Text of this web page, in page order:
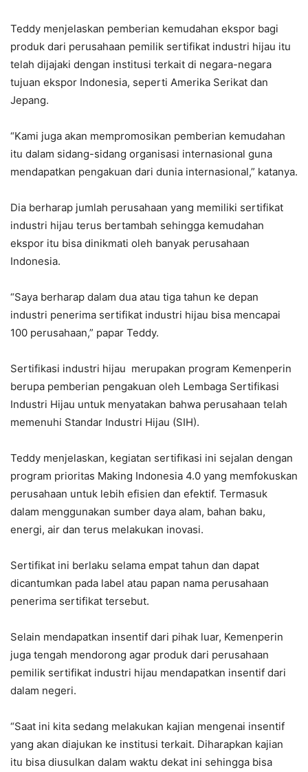
Teddy menjelaskan pemberian kemudahan ekspor bagi
produk dari perusahaan pemilik sertifikat industri hijau itu
telah dijajaki dengan institusi terkait di negara-negara
tujuan ekspor Indonesia, seperti Amerika Serikat dan
Jepang.
“Kami juga akan mempromosikan pemberian kemudahan
itu dalam sidang-sidang organisasi internasional guna
mendapatkan pengakuan dari dunia internasional,” katanya.
Dia berharap jumlah perusahaan yang memiliki sertifikat
industri hijau terus bertambah sehingga kemudahan
ekspor itu bisa dinikmati oleh banyak perusahaan
Indonesia.
“Saya berharap dalam dua atau tiga tahun ke depan
industri penerima sertifikat industri hijau bisa mencapai
100 perusahaan,” papar Teddy.
Sertifikasi industri hijau merupakan program Kemenperin
berupa pemberian pengakuan oleh Lembaga Sertifikasi
Industri Hijau untuk menyatakan bahwa perusahaan telah
memenuhi Standar Industri Hijau (SIH).
Teddy menjelaskan, kegiatan sertifikasi ini sejalan dengan
program prioritas Making Indonesia 4.0 yang memfokuskan
perusahaan untuk lebih efisien dan efektif. Termasuk
dalam menggunakan sumber daya alam, bahan baku,
energi, air dan terus melakukan inovasi.
Sertifikat ini berlaku selama empat tahun dan dapat
dicantumkan pada label atau papan nama perusahaan
penerima sertifikat tersebut.
Selain mendapatkan insentif dari pihak luar, Kemenperin
juga tengah mendorong agar produk dari perusahaan
pemilik sertifikat industri hijau mendapatkan insentif dari
dalam negeri.
“Saat ini kita sedang melakukan kajian mengenai insentif
yang akan diajukan ke institusi terkait. Diharapkan kajian
itu bisa diusulkan dalam waktu dekat ini sehingga bisa